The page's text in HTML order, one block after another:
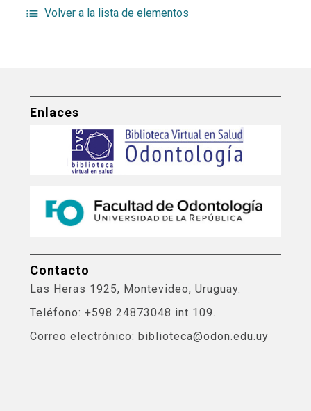
Volver a la lista de elementos
Enlaces
Contacto
Las Heras 1925, Montevideo, Uruguay.
Teléfono: +598 24873048 int 109.
Correo electrónico: biblioteca@odon.edu.uy